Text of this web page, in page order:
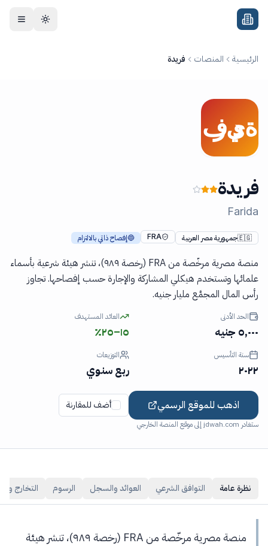
تجاوز إلى المحتوى
الرئيسية المنصات فريدة
فريدة
Farida
🇪🇬جمهورية مصر العربية FRA
🔵إفصاح ذاتي بالالتزام
منصة مصرية مرخّصة من FRA (رخصة ٩٨٩)، تنشر هيئة شرعية بأسماء
علمائها وتستخدم هيكلي المشاركة والإجارة حسب إفصاحها. تجاوز
رأس المال المجمَّع مليار جنيه.
الحد الأدنى
٥,٠٠٠ جنيه
العائد المستهدف
١٥–٢٥٪
سنة التأسيس
٢٠٢٢
التوزيعات
ربع سنوي
اذهب للموقع الرسمي أضف للمقارنة
ستغادر jdwah.com إلى موقع المنصة الخارجي
نظرة عامة التوافق الشرعي العوائد والسجل الرسوم التخارج
منصة مصرية مرخّصة من FRA (رخصة ٩٨٩)، تنشر هيئة